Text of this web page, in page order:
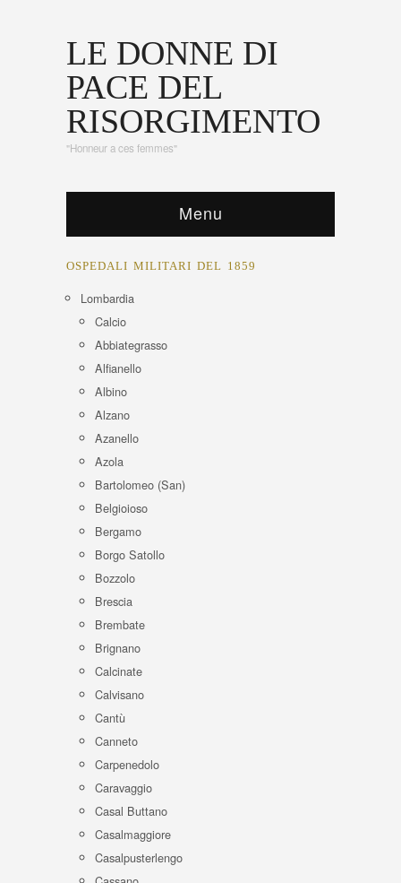
LE DONNE DI
PACE DEL
RISORGIMENTO
"Honneur a ces femmes"
Menu
OSPEDALI MILITARI DEL 1859
Lombardia
Calcio
Abbiategrasso
Alfianello
Albino
Alzano
Azanello
Azola
Bartolomeo (San)
Belgioioso
Bergamo
Borgo Satollo
Bozzolo
Brescia
Brembate
Brignano
Calcinate
Calvisano
Cantù
Canneto
Carpenedolo
Caravaggio
Casal Buttano
Casalmaggiore
Casalpusterlengo